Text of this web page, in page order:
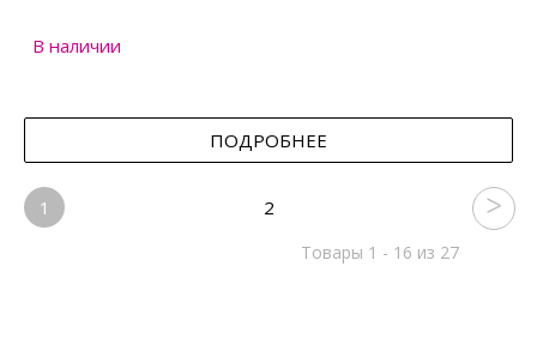
В наличии
ПОДРОБНЕЕ
1 2
Товары 1 - 16 из 27